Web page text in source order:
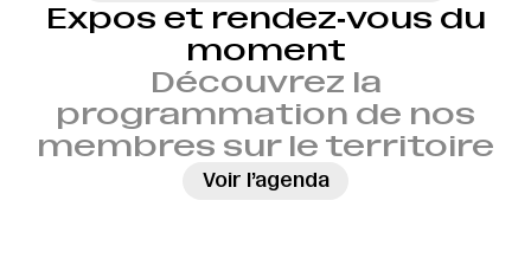
Expos et rendez‑vous du
moment
Découvrez la
programmation de nos
membres sur le territoire
Voir l’agenda